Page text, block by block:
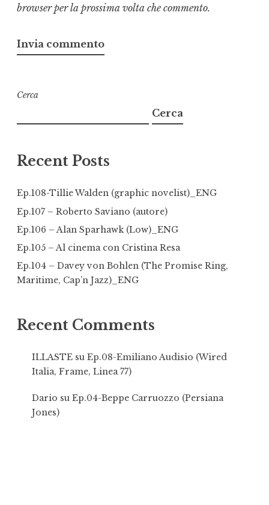
browser per la prossima volta che commento.
Cerca
Cerca
Recent Posts
Ep.108-Tillie Walden (graphic novelist)_ENG
Ep.107 – Roberto Saviano (autore)
Ep.106 – Alan Sparhawk (Low)_ENG
Ep.105 – Al cinema con Cristina Resa
Ep.104 – Davey von Bohlen (The Promise Ring,
Maritime, Cap’n Jazz)_ENG
Recent Comments
ILLASTEsu Ep.08-Emiliano Audisio (Wired
Italia, Frame, Linea 77)
Dario su Ep.04-Beppe Carruozzo (Persiana
Jones)